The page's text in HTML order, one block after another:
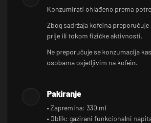
Konzumirati ohlađeno prema
Zbog sadržaja kofeina
prije ili tokom fizičke aktivnosti.
Ne preporučuje se konzumacija
osobama osjetljivim na kofein.
Pakiranje
• Zapremina: 330 ml
• Oblik: gazirani funkcionalni